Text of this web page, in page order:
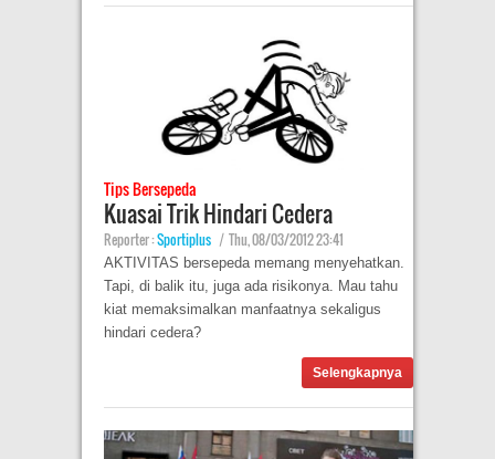
Tips Bersepeda
Kuasai Trik Hindari Cedera
Reporter :Sportiplus | Thu, 08/03/2012 23:41
AKTIVITAS bersepeda memang menyehatkan.
Tapi, di balik itu, juga ada risikonya. Mau tahu
kiat memaksimalkan manfaatnya sekaligus
hindari cedera?
Selengkapnya